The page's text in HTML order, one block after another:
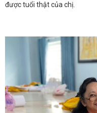
được tuổi thật của chị.